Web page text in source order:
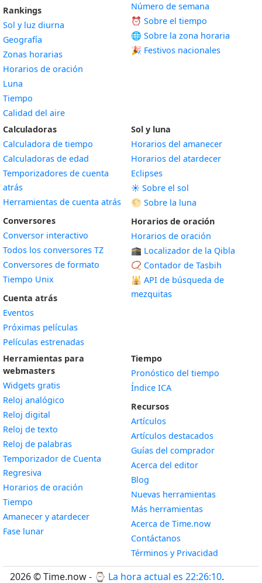
Rankings
Sol y luz diurna
Geografía
Zonas horarias
Horarios de oración
Luna
Tiempo
Calidad del aire
Número de semana
⏰ Sobre el tiempo
🌐 Sobre la zona horaria
🎉 Festivos nacionales
Calculadoras
Calculadora de tiempo
Calculadoras de edad
Temporizadores de cuenta
atrás
Herramientas de cuenta atrás
Conversores
Conversor interactivo
Todos los conversores TZ
Conversores de formato
Tiempo Unix
Cuenta atrás
Eventos
Próximas películas
Películas estrenadas
Sol y luna
Horarios del amanecer
Horarios del atardecer
Eclipses
☀️ Sobre el sol
🌕 Sobre la luna
Horarios de oración
Horarios de oración
🕋 Localizador de la Qibla
📿 Contador de Tasbih
🕌 API de búsqueda de
mezquitas
Herramientas para
webmasters
Widgets gratis
Reloj analógico
Reloj digital
Reloj de texto
Reloj de palabras
Temporizador de Cuenta
Regresiva
Horarios de oración
Tiempo
Amanecer y atardecerWidget
Fase lunarWidget
Tiempo
Pronóstico del tiempo
Índice ICA
Recursos
Artículos
Artículos destacados
Guías del comprador
Acerca del editor
Blog
Nuevas herramientas
Más herramientas
Acerca de Time.now
Contáctanos
Términos y Privacidad
2026 © Time.now - ⌚ La hora actual es 22:26:11.